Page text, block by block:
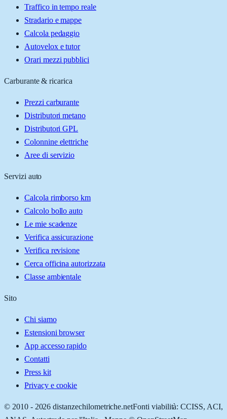
Traffico in tempo reale
Stradario e mappe
Calcola pedaggio
Autovelox e tutor
Orari mezzi pubblici
Carburante & ricarica
Prezzi carburante
Distributori metano
Distributori GPL
Colonnine elettriche
Aree di servizio
Servizi auto
Calcola rimborso km
Calcolo bollo auto
Le mie scadenze
Verifica assicurazione
Verifica revisione
Cerca officina autorizzata
Classe ambientale
Sito
Chi siamo
Estensioni browser
App accesso rapido
Contatti
Press kit
Privacy e cookie
© 2010 - 2026 distanzechilometriche.netFonti viabilità: CCISS, ACI,